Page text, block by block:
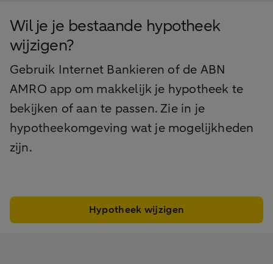
Wil je je bestaande hypotheek
wijzigen?
Gebruik Internet Bankieren of de ABN
AMRO app om makkelijk je hypotheek te
bekijken of aan te passen. Zie in je
hypotheekomgeving wat je mogelijkheden
zijn.
Hypotheek wijzigen